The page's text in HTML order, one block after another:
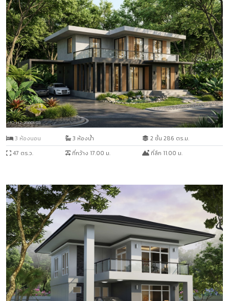
MO-H2-28601.03
3 ห้องนอน 3 ห้องน้ำ
2 ชั้น 286 ตร.ม.
47 ตร.ว.
ที่กว้าง 17.00 ม. ที่ลึก 11.00 ม.